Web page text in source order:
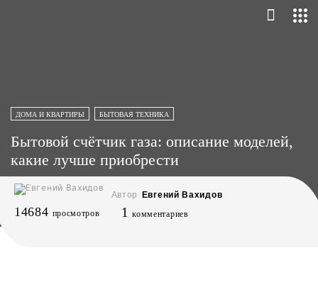
ДОМА И КВАРТИРЫ БЫТОВАЯ ТЕХНИКА
Бытовой счётчик газа: описание моделей,
какие лучше приобрести
Автор Евгений Вахидов
14684 просмотров 1 комментариев